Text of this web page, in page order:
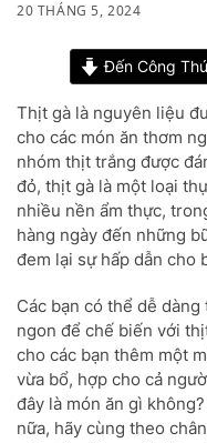
20 THÁNG 5, 2024
Đến Công
Thịt gà là nguyên liệu
cho các món ăn thơm
nhóm thịt trắng được
đỏ, thịt gà là một loại
nhiều nền ẩm thực,
hàng ngày đến những
đem lại sự hấp dẫn cho
Các bạn có thể dễ
ngon để chế biến với
cho các bạn thêm một
vừa bổ, hợp cho cả
đây là món ăn gì
nữa, hãy cùng theo